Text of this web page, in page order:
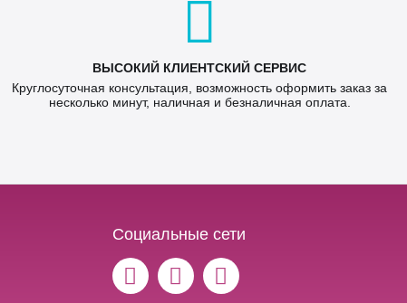
ВЫСОКИЙ КЛИЕНТСКИЙ СЕРВИС
Круглосуточная консультация, возможность оформить заказ за
несколько минут, наличная и безналичная оплата.
Социальные сети